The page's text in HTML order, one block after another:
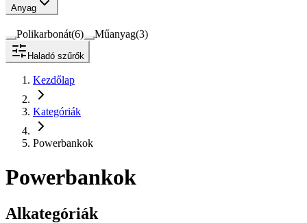
Anyag
Polikarbonát(6) Műanyag(3)
Haladó szűrők
Kezdőlap
Kategóriák
Powerbankok
Powerbankok
Alkategóriák